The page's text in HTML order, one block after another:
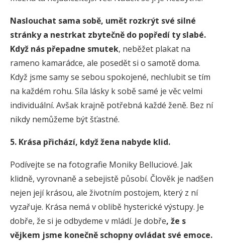
Naslouchat sama sobě, umět rozkrýt své silné
stránky a nestrkat zbytečně do popředí ty slabé.
Když nás přepadne smutek, neběžet plakat na
rameno kamarádce, ale posedět si o samotě doma.
Když jsme samy se sebou spokojené, nechlubit se tím
na každém rohu. Síla lásky k sobě samé je věc velmi
individuální. Avšak krajně potřebná každé ženě. Bez ní
nikdy nemůžeme být šťastné.
5. Krása přichází, když žena nabyde klid.
Podívejte se na fotografie Moniky Belluciové. Jak
klidně, vyrovnaně a sebejistě působí. Člověk je nadšen
nejen její krásou, ale životním postojem, který z ní
vyzařuje. Krása nemá v oblibě hysterické výstupy. Je
dobře, že si je odbydeme v mládí. Je dobře, že s
vějkem jsme konečně schopny ovládat své emoce.